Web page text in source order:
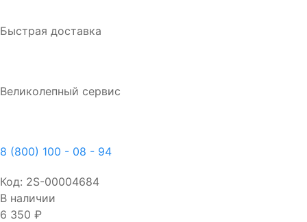
Быстрая доставка
Великолепный сервис
8 (800) 100 - 08 - 94
Код: 2S-00004684
В наличии
6 350 ₽